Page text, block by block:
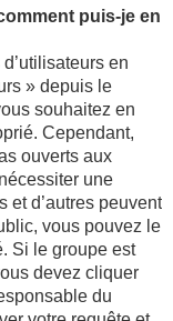
puis-je en
en
» depuis le
souhaitez en
Cependant,
ouverts aux
une
et d’autres peuvent
vous pouvez le
Si le groupe est
devez cliquer
du